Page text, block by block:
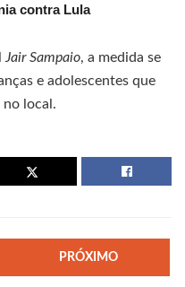
contra Lula
Jair Sampaio, a medida se
e adolescentes que
no local.
PRÓXIMO